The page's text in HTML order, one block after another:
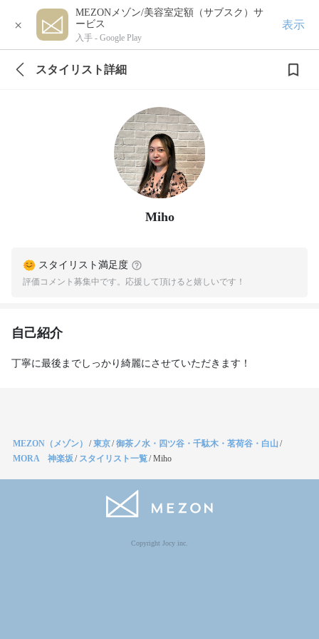
×
MEZONメゾン/美容室定額（サブスク）サ
ービス
入手 - Google Play
表示
スタイリスト詳細
Miho
スタイリスト満足度
評価コメント募集中です。応援して頂けると嬉しいです！
自己紹介
丁寧に最後までしっかり綺麗にさせていただきます！
MEZON（メゾン） /東京/御茶ノ水・四ツ谷・千駄木・茗荷谷・白山 /
MORA 神楽坂/ スタイリスト一覧/Miho
Copyright Jocy inc.